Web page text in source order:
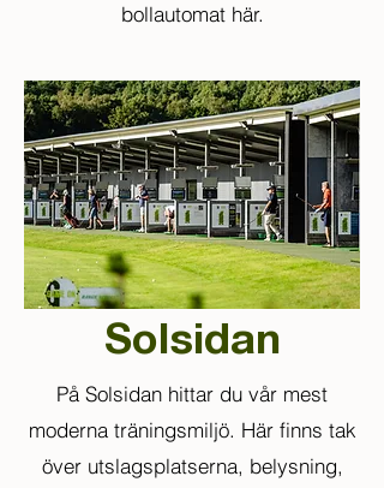
bollautomat här.
Solsidan
På Solsidan hittar du vår mest
moderna träningsmiljö. Här finns tak
över utslagsplatserna, belysning,